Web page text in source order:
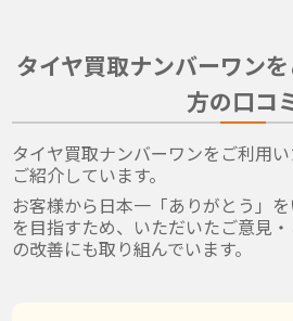
タイヤ買取ナンバーワン
方の口コ
タイヤ買取ナンバーワンをご利用
ご紹介しています。
お客様から日本一「ありがとう」
を目指すため、いただいたご意見
の改善にも取り組んでいます。